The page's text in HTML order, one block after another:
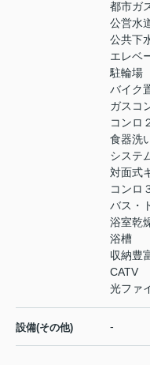
都市ガ
公営水
公共下
エレベ
駐輪場
バイク
ガスコ
コンロ
食器洗
システ
対面式
コンロ
バス・
浴室乾
浴槽
収納豊
CATV
光ファ
設備(その他) -